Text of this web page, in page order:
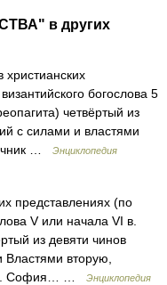
в других
христианских
богослова 5
четвёртый из
с силами и властями
…
Энциклопедия
представлениях (по
V или начала VI в.
из девяти чинов
вторую,
София… …
Энциклопедия